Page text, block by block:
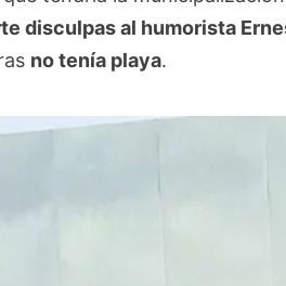
disculpas al humorista
no tenía playa.